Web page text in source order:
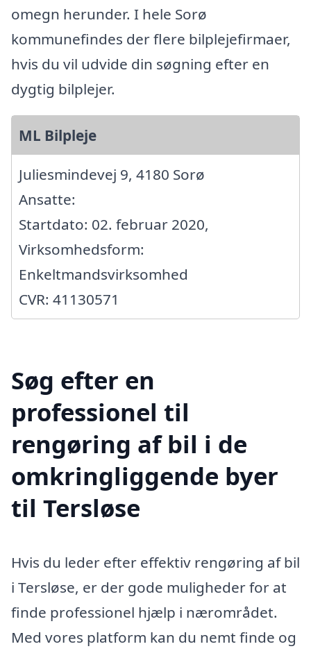
omegn herunder. I hele Sorø
kommunefindes der flere bilplejefirmaer,
hvis du vil udvide din søgning efter en
dygtig bilplejer.
ML Bilpleje
Juliesmindevej 9, 4180 Sorø
Ansatte:
Startdato: 02. februar 2020,
Virksomhedsform:
Enkeltmandsvirksomhed
CVR: 41130571
Søg efter en
professionel til
rengøring af bil i de
omkringliggende byer
til Tersløse
Hvis du leder efter effektiv rengøring af bil
i Tersløse, er der gode muligheder for at
finde professionel hjælp i nærområdet.
Med vores platform kan du nemt finde og